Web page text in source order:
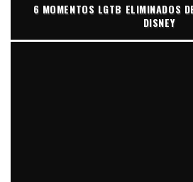
6 MOMENTOS LGTB ELIMINADOS
DISNEY